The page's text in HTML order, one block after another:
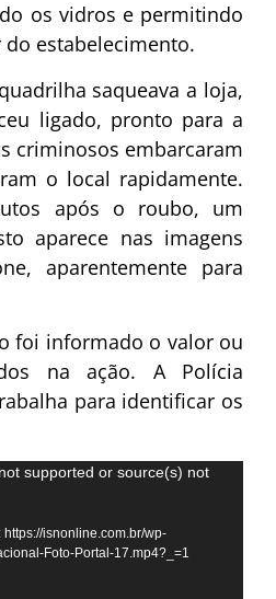
os vidros e permitindo
estabelecimento.
saqueava a loja,
ligado, pronto para a
criminosos embarcaram
o local rapidamente.
após o roubo, um
aparece nas imagens
aparentemente para
foi informado o valor ou
na ação. A Polícia
para identificar os
supported or source(s) not
isnonline.com.br/wp-
Foto-Portal-17.mp4?_=1